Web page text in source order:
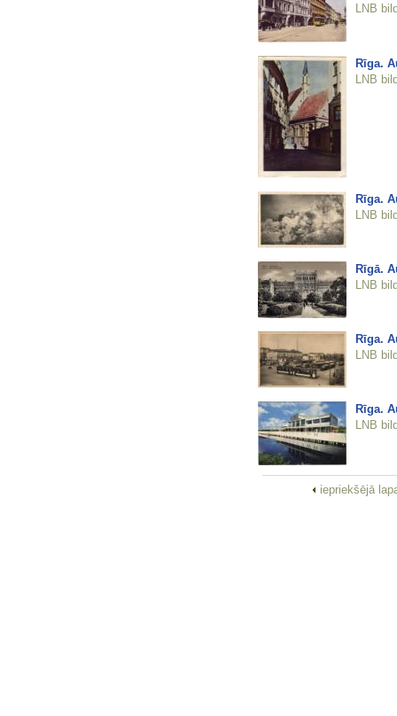
LNB
Rīga.
LNB
Rīga.
LNB
Rīgā.
LNB
Rīga.
LNB
Rīga.
LNB
iepriekšējā